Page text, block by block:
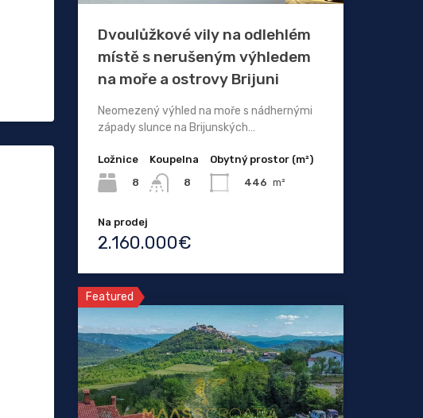
Dvoulůžkové vily na odlehlém
místě s nerušeným výhledem
na moře a ostrovy Brijuni
Neomezený výhled na moře s nádhernými
západy slunce na Brijunských…
Ložnice
8
Koupelna
8
Obytný prostor (m²)
446 m²
Na prodej
2.160.000€
Featured